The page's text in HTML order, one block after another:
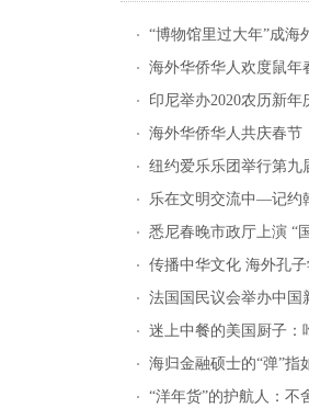
“博物馆里过大年”成海
海外华侨华人欢度鼠年
印尼举办2020农历新
海外华侨华人共庆春节
纽约爱乐乐团举行第九
乐在文明交流中—记约
悉尼春晚市政厅上演 “
传播中华文化 海外孔
法国国民议会举办中国
迷上中餐的美国厨子：
海归金融硕士的“弹”指
“洋年货”的护航人：不